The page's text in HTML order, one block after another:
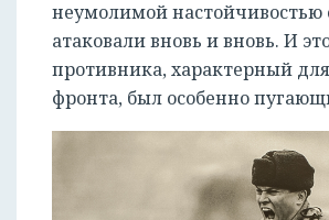
неумолимой настойчивостью
атаковали вновь и вновь. И
противника, характерный
фронта, был особенно